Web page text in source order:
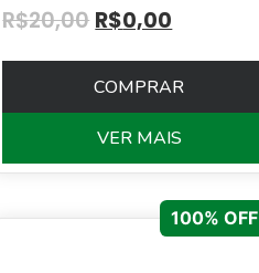
R$20,00 R$0,00
COMPRAR
VER MAIS
100% OFF